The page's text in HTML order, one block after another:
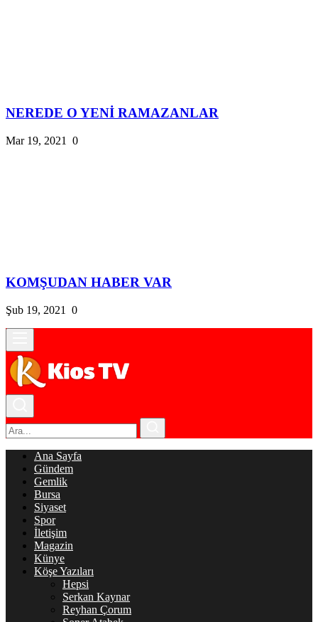
NEREDE O YENİ RAMAZANLAR
Mar 19, 2021 0
KOMŞUDAN HABER VAR
Şub 19, 2021 0
Ana Sayfa
Gündem
Gemlik
Bursa
Siyaset
Spor
İletişim
Magazin
Künye
Köşe Yazıları
Hepsi
Serkan Kaynar
Reyhan Çorum